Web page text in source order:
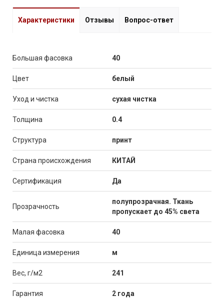
Характеристики Отзывы Вопрос-ответ
Большая фасовка 40
Цвет белый
Уход и чистка сухая чистка
Толщина 0.4
Структура принт
Страна происхождения КИТАЙ
Сертификация Да
Прозрачность
полупрозрачная. Ткань
пропускает до 45% света
Малая фасовка 40
Единица измерения м
Вес, г/м2 241
Гарантия 2 года